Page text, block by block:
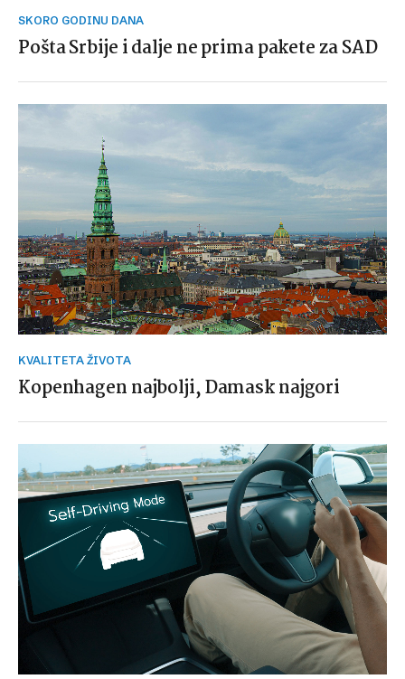
SKORO GODINU DANA
Pošta Srbije i dalje ne prima pakete za SAD
KVALITETA ŽIVOTA
Kopenhagen najbolji, Damask najgori